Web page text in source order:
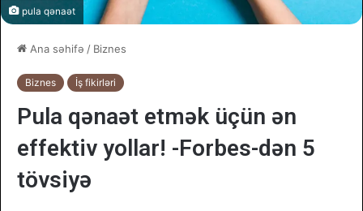
pula qənaət
Ana səhifə / Biznes
Biznes İş fikirləri
Pula qənaət etmək üçün ən
effektiv yollar! -Forbes-dən 5
tövsiyə